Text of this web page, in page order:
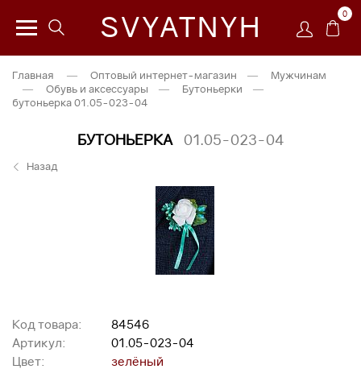
SVYATNYH 0
Главная — Оптовый интернет-магазин —
Мужчинам
—
Обувь и аксессуары — Бутоньерки
—
бутоньерка 01.05-023-04
БУТОНЬЕРКА 01.05-023-04
Назад
Код товара:
84546
Артикул:
01.05-023-04
Цвет:
зелёный